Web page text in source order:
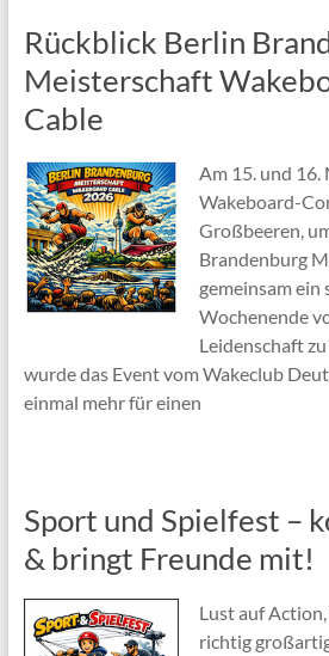
Rückblick Berlin
Meisterschaft
Cable
Am 15. und 16.
Wakeboard-
Großbeeren,
Brandenburg
gemeinsam ein
Wochenende
Leidenschaft
wurde das Event vom Wakeclub
einmal mehr für einen
Sport und Spielfest –
& bringt Freunde mit!
Lust auf
richtig